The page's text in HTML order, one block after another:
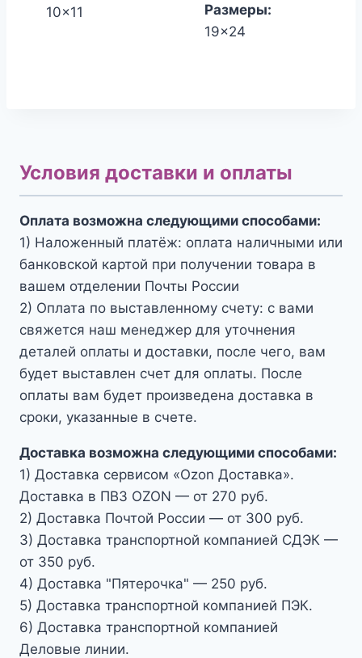
10x11
Размеры:
19x24
Условия доставки и оплаты
Оплата возможна следующими способами:
1) Наложенный платёж: оплата наличными или
банковской картой при получении товара в
вашем отделении Почты России
2) Оплата по выставленному счету: с вами
свяжется наш менеджер для уточнения
деталей оплаты и доставки, после чего, вам
будет выставлен счет для оплаты. После
оплаты вам будет произведена доставка в
сроки, указанные в счете.
Доставка возможна следующими способами:
1) Доставка сервисом «Ozon Доставка».
Доставка в ПВЗ OZON — от 270 руб.
2) Доставка Почтой России — от 300 руб.
3) Доставка транспортной компанией СДЭК —
от 350 руб.
4) Доставка "Пятерочка" — 250 руб.
5) Доставка транспортной компанией ПЭК.
6) Доставка транспортной компанией
Деловые линии.